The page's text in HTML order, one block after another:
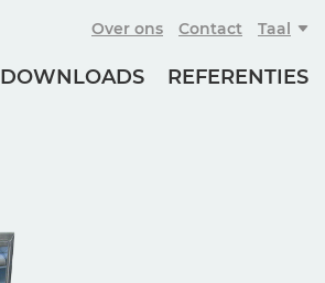
Over ons Contact Taal
DOWNLOADS REFERENTIES